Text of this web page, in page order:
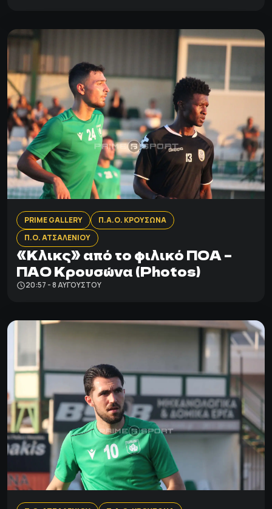
PRIME GALLERY
Π.Α.Ο. ΚΡΟΥΣΩΝΑ
Π.Ο. ΑΤΣΑΛΕΝΙΟΥ
«Κλικς» από το φιλικό ΠΟΑ –
ΠΑΟ Κρουσώνα (Photos)
20:57 - 8 ΑΥΓΟΎΣΤΟΥ